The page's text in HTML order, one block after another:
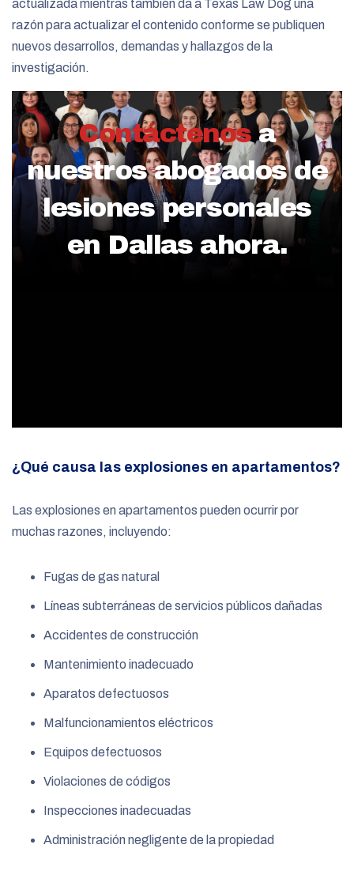
actualizada mientras también da a Texas Law Dog una
razón para actualizar el contenido conforme se publiquen
nuevos desarrollos, demandas y hallazgos de la
investigación.
Contáctenos a
nuestros abogados de
lesiones personales
en Dallas ahora.
¿Qué causa las explosiones en apartamentos?
Las explosiones en apartamentos pueden ocurrir por
muchas razones, incluyendo:
Fugas de gas natural
Líneas subterráneas de servicios públicos dañadas
Accidentes de construcción
Mantenimiento inadecuado
Aparatos defectuosos
Malfuncionamientos eléctricos
Equipos defectuosos
Violaciones de códigos
Inspecciones inadecuadas
Administración negligente de la propiedad